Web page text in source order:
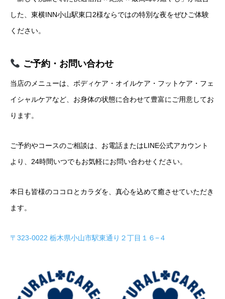
した、東横INN小山駅東口2様ならではの特別な夜をぜひご体験
ください。
ご予約・お問い合わせ
当店のメニューは、ボディケア・オイルケア・フットケア・フェ
イシャルケアなど、お身体の状態に合わせて豊富にご用意してお
ります。
ご予約やコースのご相談は、お電話またはLINE公式アカウント
より、24時間いつでもお気軽にお問い合わせください。
本日も皆様のココロとカラダを、真心を込めて癒させていただき
ます。
〒323-0022 栃木県小山市駅東通り２丁目１６−４